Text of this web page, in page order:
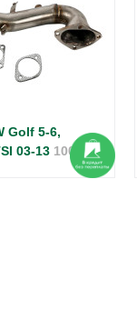
Golf 5-6,
03-13 100.8184